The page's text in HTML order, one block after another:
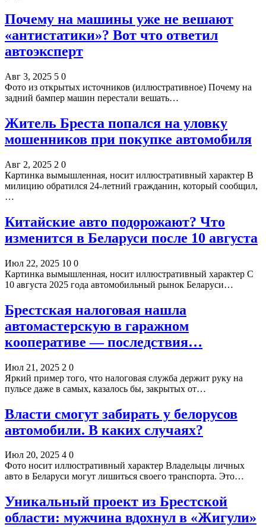
Почему на машины уже не вешают
«антистатики»? Вот что ответил
автоэксперт
Авг 3, 2025 5 0
Фото из открытых источников (иллюстративное) Почему на
задний бампер машин перестали вешать…
Житель Бреста попался на уловку
мошенников при покупке автомобиля
Авг 2, 2025 2 0
Картинка вымышленная, носит иллюстративный характер В
милицию обратился 24-летний гражданин, который сообщил,
…
Китайские авто подорожают? Что
изменится в Беларуси после 10 августа
Июл 22, 2025 10 0
Картинка вымышленная, носит иллюстративный характер С
10 августа 2025 года автомобильный рынок Беларуси…
Брестская налоговая нашла
автомастерскую в гаражном
кооперативе — последствия…
Июл 21, 2025 2 0
Яркий пример того, что налоговая служба держит руку на
пульсе даже в самых, казалось бы, закрытых от…
Власти смогут забирать у белорусов
автомобили. В каких случаях?
Июл 20, 2025 4 0
Фото носит иллюстративный характер Владельцы личных
авто в Беларуси могут лишиться своего транспорта. Это…
Уникальный проект из Брестской
области: мужчина вдохнул в «Жигули»